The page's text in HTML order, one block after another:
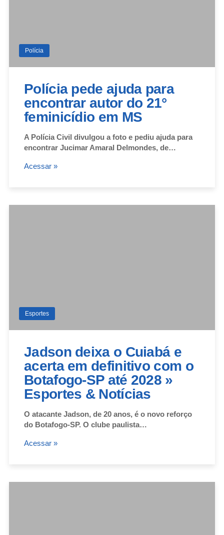
Polícia
Polícia pede ajuda para
encontrar autor do 21°
feminicídio em MS
A Polícia Civil divulgou a foto e pediu ajuda para
encontrar Jucimar Amaral Delmondes, de…
Acessar »
Esportes
Jadson deixa o Cuiabá e
acerta em definitivo com o
Botafogo-SP até 2028 »
Esportes & Notícias
O atacante Jadson, de 20 anos, é o novo reforço
do Botafogo-SP. O clube paulista…
Acessar »